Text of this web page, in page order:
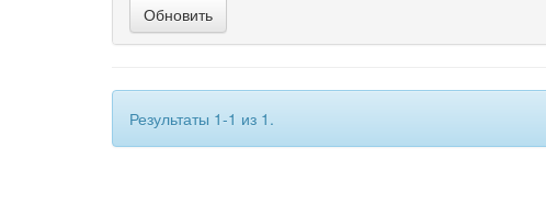
Результаты 1-1 из 1.